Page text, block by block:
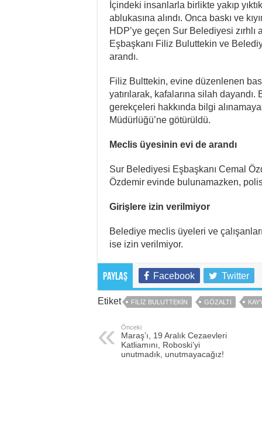
İçindeki insanlarla birlikte yakıp
ablukasına alındı. Onca baskı ve
HDP’ye geçen Sur Belediyesi
Eşbaşkanı Filiz Buluttekin ve
arandı.
Filiz Bulttekin, evine düzenlenen
yatırılarak, kafalarına silah dayandı.
gerekçeleri hakkında bilgi
Müdürlüğü’ne götürüldü.
Meclis üyesinin evi de arandı
Sur Belediyesi Eşbaşkanı Cemal
Özdemir evinde bulunamazken,
Girişlere izin verilmiyor
Belediye meclis üyeleri ve
ise izin verilmiyor.
Paylaş Facebook Twitter
Etiket FILIZ BULUTTEKIN GÖZALTI
Önceki
Maraş’ı, 19 Aralık Cezaevleri
Katliamını, Roboski’yi
unutmadık, unutmayacağız!